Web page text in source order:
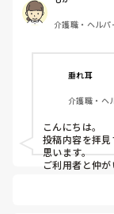
です、すみませ
の人になるけど
わりはいらない
に伝えたら、注
上司の注意内容
→利用者に対し
けない。
→ケアマネに中止
中止になったと
か？」と聞くよ
介護職・ヘル
垂れ耳
介護職・ヘ
こんにちは。
投稿内容を拝
思います。
ご利用者と仲
それだけ、そ